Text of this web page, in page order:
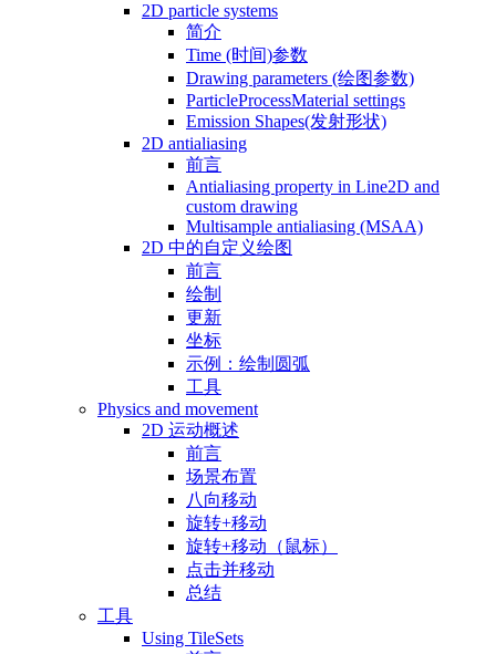
2D particle systems
简介
Time (时间)参数
Drawing parameters (绘图参数)
ParticleProcessMaterial settings
Emission Shapes(发射形状)
2D antialiasing
前言
Antialiasing property in Line2D and
custom drawing
Multisample antialiasing (MSAA)
2D 中的自定义绘图
前言
绘制
更新
坐标
示例：绘制圆弧
工具
Physics and movement
2D 运动概述
前言
场景布置
八向移动
旋转+移动
旋转+移动（鼠标）
点击并移动
总结
工具
Using TileSets